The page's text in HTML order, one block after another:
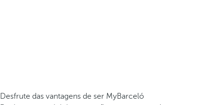
Desfrute das vantagens de ser MyBarceló